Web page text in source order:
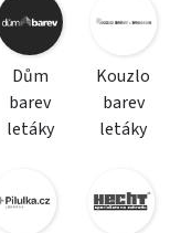
Dům
barev
letáky
Kouzlo
barev
letáky